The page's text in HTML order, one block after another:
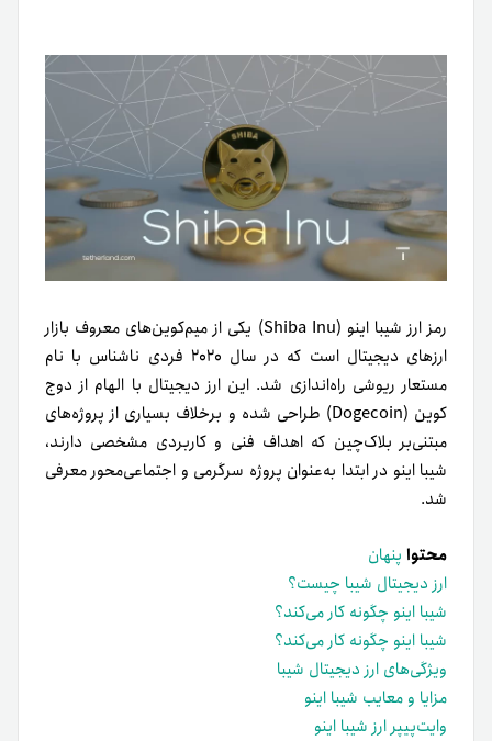
رمز ارز شیبا اینو (Shiba Inu) یکی از میم‌کوین‌های معروف بازار
ارزهای دیجیتال است که در سال ۲۰۲۰ فردی ناشناس با نام
مستعار ریوشی راه‌اندازی شد. این ارز دیجیتال با الهام از دوج
کوین (Dogecoin) طراحی شده و برخلاف بسیاری از پروژه‌های
مبتنی‌بر بلاک‌چین که اهداف فنی و کاربردی مشخصی دارند،
شیبا اینو در ابتدا به‌عنوان پروژه سرگرمی و اجتماعی‌محور معرفی
شد.
محتوا پنهان
ارز دیجیتال شیبا چیست؟
شیبا اینو چگونه کار می‌کند؟
شیبا اینو چگونه کار می‌کند؟
ویژگی‌های ارز دیجیتال شیبا
مزایا و معایب شیبا اینو
وایت‌پیپر ارز شیبا اینو